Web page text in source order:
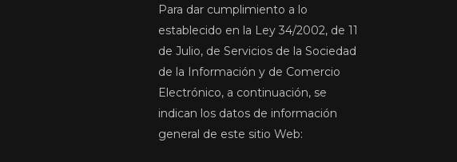
Para dar cumplimiento a lo
establecido en la Ley 34/2002, de 11
de Julio, de Servicios de la Sociedad
de la Información y de Comercio
Electrónico, a continuación, se
indican los datos de información
general de este sitio Web: